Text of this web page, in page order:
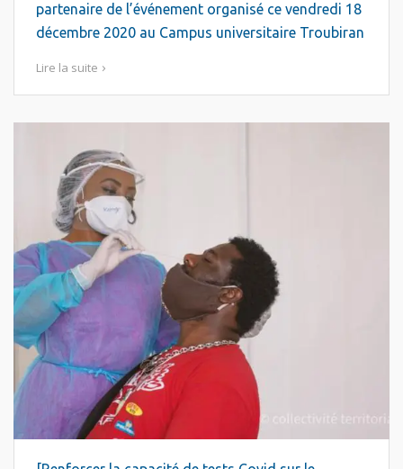
partenaire de l’événement organisé ce vendredi 18
décembre 2020 au Campus universitaire Troubiran
Lire la suite